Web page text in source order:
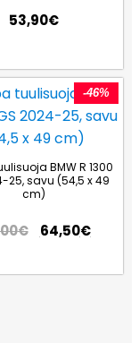
53,90€
-46%
BMW R 1300
25, savu (54,5 x 49
cm)
€ 64,50€